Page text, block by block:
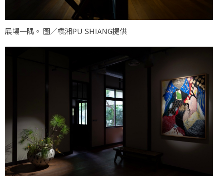
展場一隅。 圖／樸湘PU SHIANG提供